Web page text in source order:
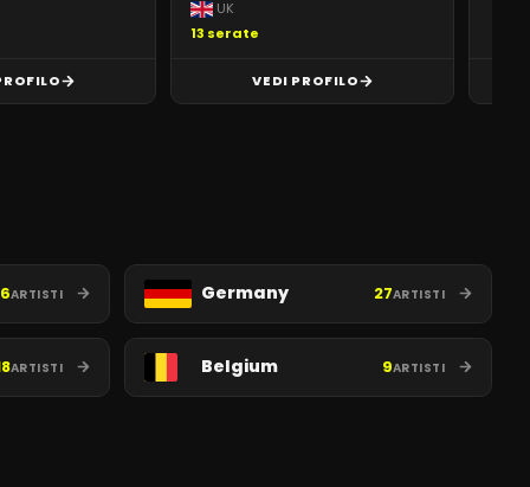
UK
13 serate
VEDI PROFILO
ARTISTI Germany 27ARTISTI
ARTISTI Belgium 9ARTISTI